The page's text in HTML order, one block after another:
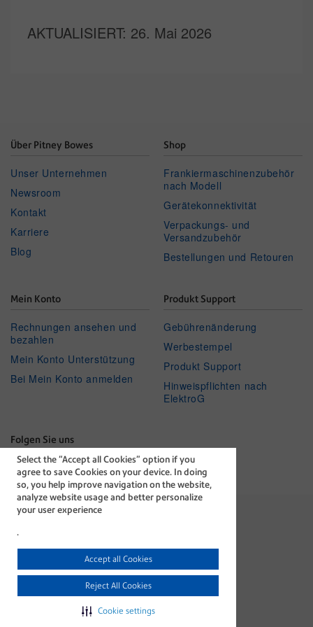
Select the “Accept all Cookies” option if you
agree to save Cookies on your device. In doing
so, you help improve navigation on the website,
analyze website usage and better personalize
your user experience
.
Accept all Cookies
Reject All Cookies
Cookie settings
AKTUALISIERT: 26. Mai 2026
Über Pitney Bowes
Unser Unternehmen
Newsroom
Kontakt
Karriere
Blog
Shop
Frankiermaschinenzubehör
nach Modell
Gerätekonnektivität
Verpackungs- und
Versandzubehör
Bestellungen und Retouren
Mein Konto
Rechnungen ansehen und
bezahlen
Mein Konto Unterstützung
Bei Mein Konto anmelden
Produkt Support
Gebührenänderung
Werbestempel
Produkt Support
Hinweispflichten nach
ElektroG
Folgen Sie uns
Facebook
LinkedinTwitterYoutube
The technology behind
every important delivery.
AGB
Datenschutz
Impressum
Cookie-Richtlinie
©1996-2026 Pitney Bowes Inc. Alle Rechte vorbehalten